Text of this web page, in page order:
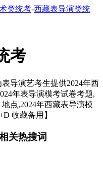
类统考-西藏表导演类统
考
导演艺考生提供2024年西
年表导演模考试卷考题,
点,2024年西藏表导演模
收藏备用】
关热搜词